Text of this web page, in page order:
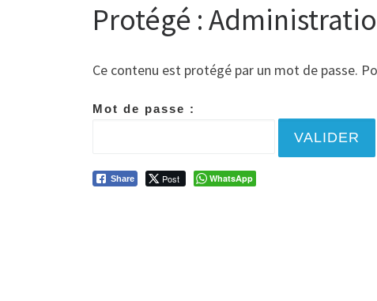
Protégé :
Ce contenu est protégé par un mot de passe.
Mot de passe :
Share Post WhatsApp